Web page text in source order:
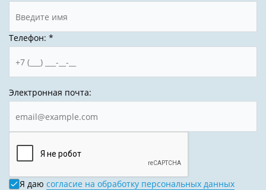
Телефон: *
Электронная почта:
Я даю согласие на обработку персональных данных